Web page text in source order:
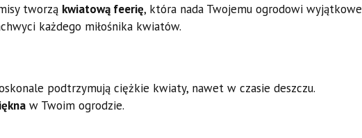
tworzą kwiatową feerię, która nada Twojemu ogrodowi
każdego miłośnika kwiatów.
podtrzymują ciężkie kwiaty, nawet w czasie deszczu.
w Twoim ogrodzie.